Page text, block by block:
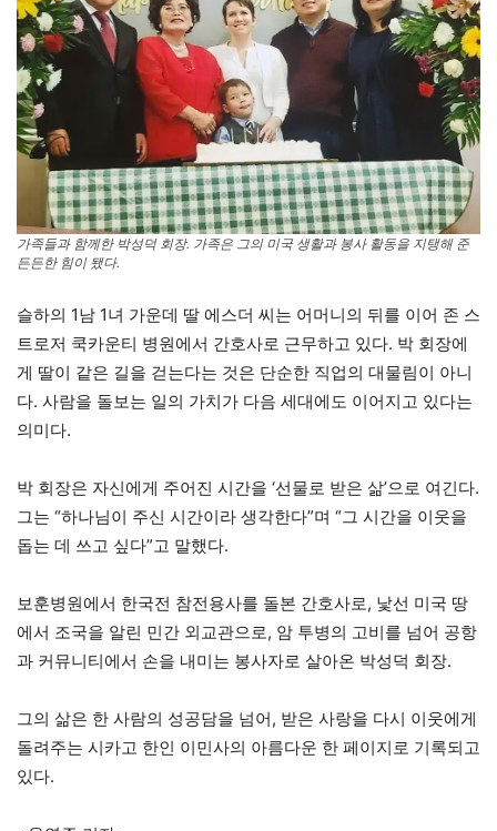
가족들과 함께한 박성덕 회장. 가족은 그의 미국 생활과 봉사 활동을 지탱해 준
든든한 힘이 됐다.
슬하의 1남 1녀 가운데 딸 에스더 씨는 어머니의 뒤를 이어 존 스
트로저 쿡카운티 병원에서 간호사로 근무하고 있다. 박 회장에
게 딸이 같은 길을 걷는다는 것은 단순한 직업의 대물림이 아니
다. 사람을 돌보는 일의 가치가 다음 세대에도 이어지고 있다는
의미다.
박 회장은 자신에게 주어진 시간을 ‘선물로 받은 삶’으로 여긴다.
그는 “하나님이 주신 시간이라 생각한다”며 “그 시간을 이웃을
돕는 데 쓰고 싶다”고 말했다.
보훈병원에서 한국전 참전용사를 돌본 간호사로, 낯선 미국 땅
에서 조국을 알린 민간 외교관으로, 암 투병의 고비를 넘어 공항
과 커뮤니티에서 손을 내미는 봉사자로 살아온 박성덕 회장.
그의 삶은 한 사람의 성공담을 넘어, 받은 사랑을 다시 이웃에게
돌려주는 시카고 한인 이민사의 아름다운 한 페이지로 기록되고
있다.